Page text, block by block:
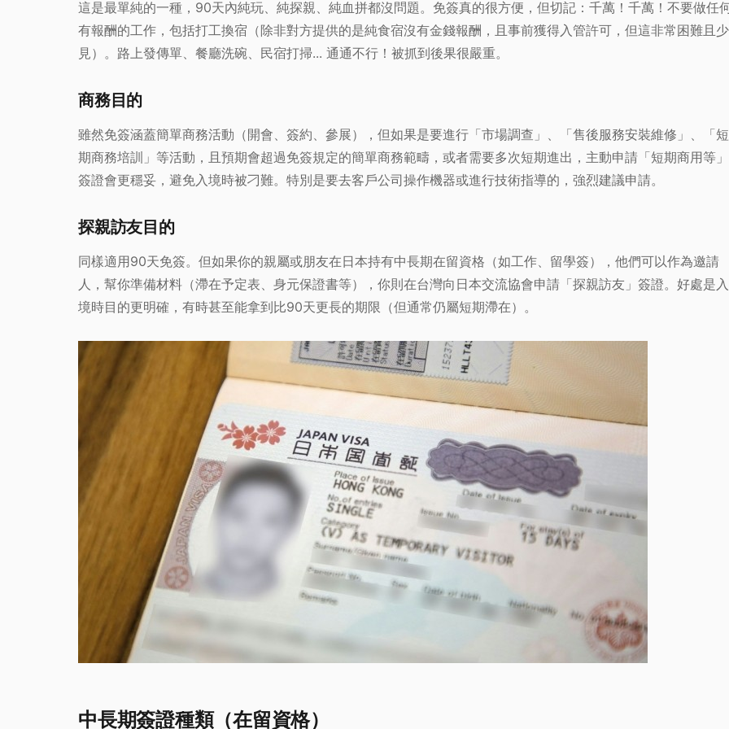
這是最單純的一種，90天內純玩、純探親、純血拼都沒問題。免簽真的很方便，但切記：千萬！千萬！不要做任
有報酬的工作，包括打工換宿（除非對方提供的是純食宿沒有金錢報酬，且事前獲得入管許可，但這非常困難且少
見）。路上發傳單、餐廳洗碗、民宿打掃... 通通不行！被抓到後果很嚴重。
商務目的
雖然免簽涵蓋簡單商務活動（開會、簽約、參展），但如果是要進行「市場調查」、「售後服務安裝維修」、「短
期商務培訓」等活動，且預期會超過免簽規定的簡單商務範疇，或者需要多次短期進出，主動申請「短期商用等」
簽證會更穩妥，避免入境時被刁難。特別是要去客戶公司操作機器或進行技術指導的，強烈建議申請。
探親訪友目的
同樣適用90天免簽。但如果你的親屬或朋友在日本持有中長期在留資格（如工作、留學簽），他們可以作為邀請
人，幫你準備材料（滯在予定表、身元保證書等），你則在台灣向日本交流協會申請「探親訪友」簽證。好處是入
境時目的更明確，有時甚至能拿到比90天更長的期限（但通常仍屬短期滯在）。
中長期簽證種類（在留資格）